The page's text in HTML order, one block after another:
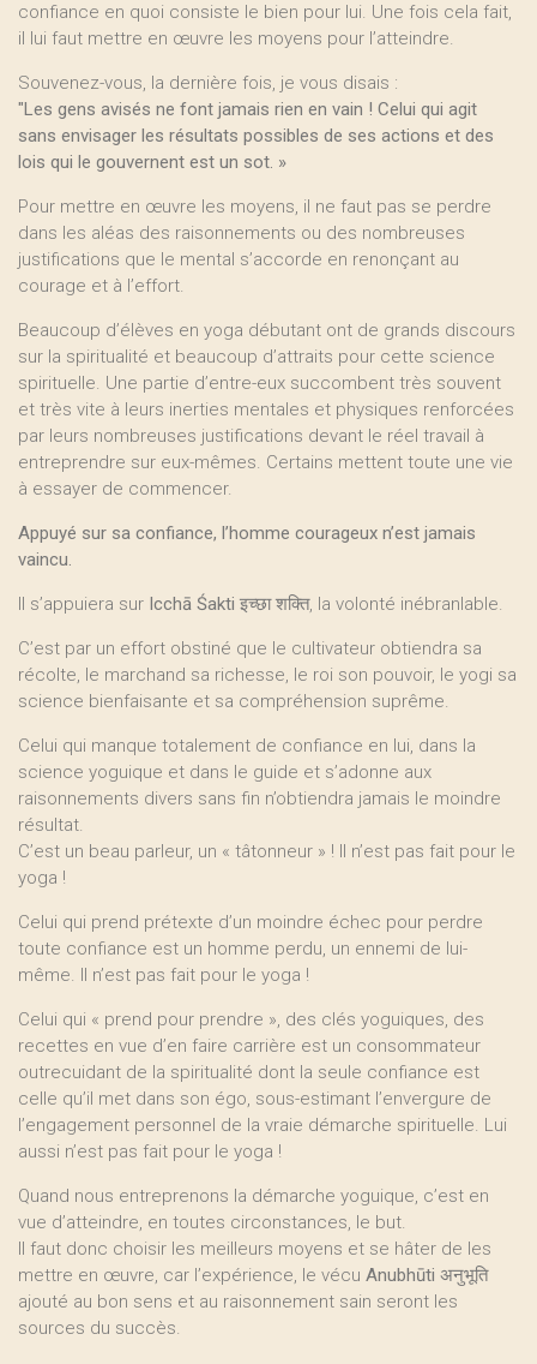
confiance en quoi consiste le bien pour lui. Une fois cela fait,
il lui faut mettre en œuvre les moyens pour l’atteindre.
Souvenez-vous, la dernière fois, je vous disais :
"Les gens avisés ne font jamais rien en vain ! Celui qui agit
sans envisager les résultats possibles de ses actions et des
lois qui le gouvernent est un sot. »
Pour mettre en œuvre les moyens, il ne faut pas se perdre
dans les aléas des raisonnements ou des nombreuses
justifications que le mental s’accorde en renonçant au
courage et à l’effort.
Beaucoup d’élèves en yoga débutant ont de grands discours
sur la spiritualité et beaucoup d’attraits pour cette science
spirituelle. Une partie d’entre-eux succombent très souvent
et très vite à leurs inerties mentales et physiques renforcées
par leurs nombreuses justifications devant le réel travail à
entreprendre sur eux-mêmes. Certains mettent toute une vie
à essayer de commencer.
Appuyé sur sa confiance, l’homme courageux n’est jamais
vaincu.
Il s’appuiera sur Icchā Śakti इच्छा शक्ति, la volonté inébranlable.
C’est par un effort obstiné que le cultivateur obtiendra sa
récolte, le marchand sa richesse, le roi son pouvoir, le yogi sa
science bienfaisante et sa compréhension suprême.
Celui qui manque totalement de confiance en lui, dans la
science yoguique et dans le guide et s’adonne aux
raisonnements divers sans fin n’obtiendra jamais le moindre
résultat.
C’est un beau parleur, un « tâtonneur » ! Il n’est pas fait pour le
yoga !
Celui qui prend prétexte d’un moindre échec pour perdre
toute confiance est un homme perdu, un ennemi de lui-
même. Il n’est pas fait pour le yoga !
Celui qui « prend pour prendre », des clés yoguiques, des
recettes en vue d’en faire carrière est un consommateur
outrecuidant de la spiritualité dont la seule confiance est
celle qu’il met dans son égo, sous-estimant l’envergure de
l’engagement personnel de la vraie démarche spirituelle. Lui
aussi n’est pas fait pour le yoga !
Quand nous entreprenons la démarche yoguique, c’est en
vue d’atteindre, en toutes circonstances, le but.
Il faut donc choisir les meilleurs moyens et se hâter de les
mettre en œuvre, car l’expérience, le vécu Anubhūti अनुभूति
ajouté au bon sens et au raisonnement sain seront les
sources du succès.